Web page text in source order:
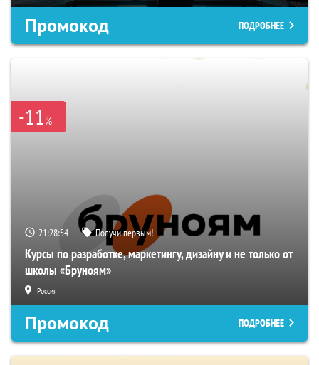
Промокод ПОДРОБНЕЕ
-11%
21:28:53 Получи первым!
Курсы по разработке, маркетингу, дизайну и не только от
школы «Бруноям»
Россия
Промокод ПОДРОБНЕЕ